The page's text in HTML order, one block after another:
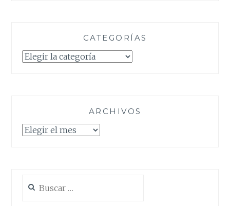
CATEGORÍAS
Categorías
ARCHIVOS
Archivos